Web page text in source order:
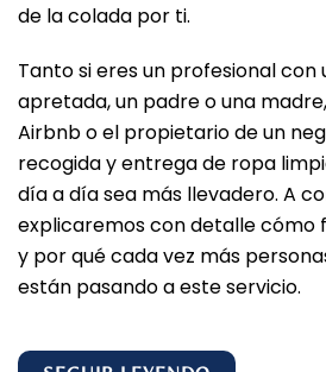
de la colada por ti.
Tanto si eres un profesional con
apretada, un padre o una
Airbnb o el propietario de un
recogida y entrega de ropa
día a día sea más llevadero. A
explicaremos con detalle cómo
y por qué cada vez más
están pasando a este servicio.